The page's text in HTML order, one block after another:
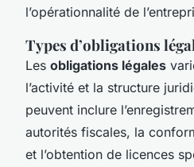
l’opérationnalité de
Types d’obligations
Les obligations légales
l’activité et la structure
peuvent inclure
autorités fiscales, la
et l’obtention de licences